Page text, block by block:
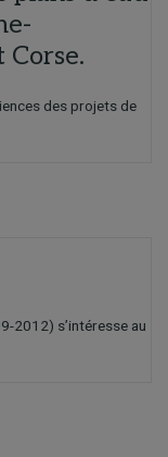
des projets de
2012) s’intéresse au